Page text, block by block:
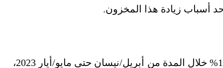
في الوقت نفسه، زادت واردات الفحم بنسبة 16.76% خلال المدة من أبريل/نيسان حتى مايو/أيار 2023،